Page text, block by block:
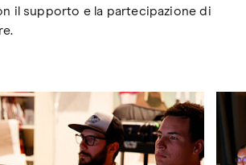
il supporto e la partecipazione di